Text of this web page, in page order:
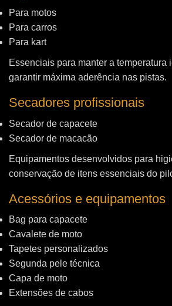
Para motos
Para carros
Para kart
Essenciais para manter a temperatura
garantir máxima aderência nas pistas.
Secadores profissionais
Secador de capacete
Secador de macacão
Equipamentos desenvolvidos para
conservação de itens essenciais do
Acessórios e equipamentos
Bag para capacete
Cavalete de moto
Tapetes personalizados
Segunda pele técnica
Capa de moto
Extensões de cabos